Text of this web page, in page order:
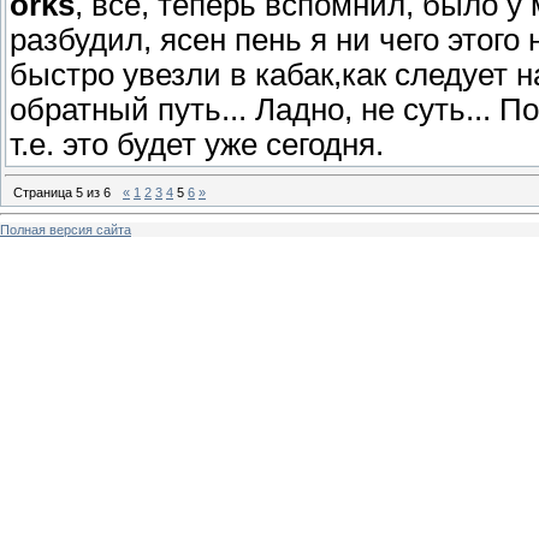
разбудил, ясен пень я ни чего
быстро увезли в кабак,как следует
обратный путь... Ладно, не суть...
т.е. это будет уже сегодня.
Страница 5 из 6 « 1 2 3 4 5 6 »
Полная версия сайта